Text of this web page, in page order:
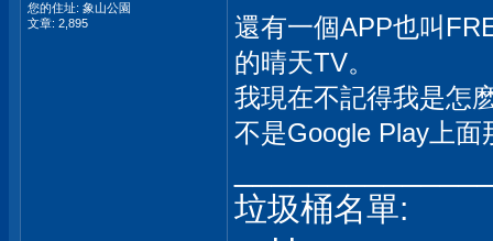
您的住址: 象山公園
文章: 2,895
還有一個APP也叫
的晴天TV。
我現在不記得我是怎
不是Google Play上
垃圾桶名單: